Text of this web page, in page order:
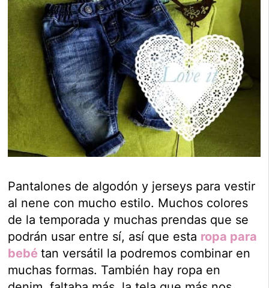
Pantalones de algodón y jerseys para vestir
al nene con mucho estilo. Muchos colores
de la temporada y muchas prendas que se
podrán usar entre sí, así que esta ropa para
bebétan versátil la podremos combinar en
muchas formas. También hay ropa en